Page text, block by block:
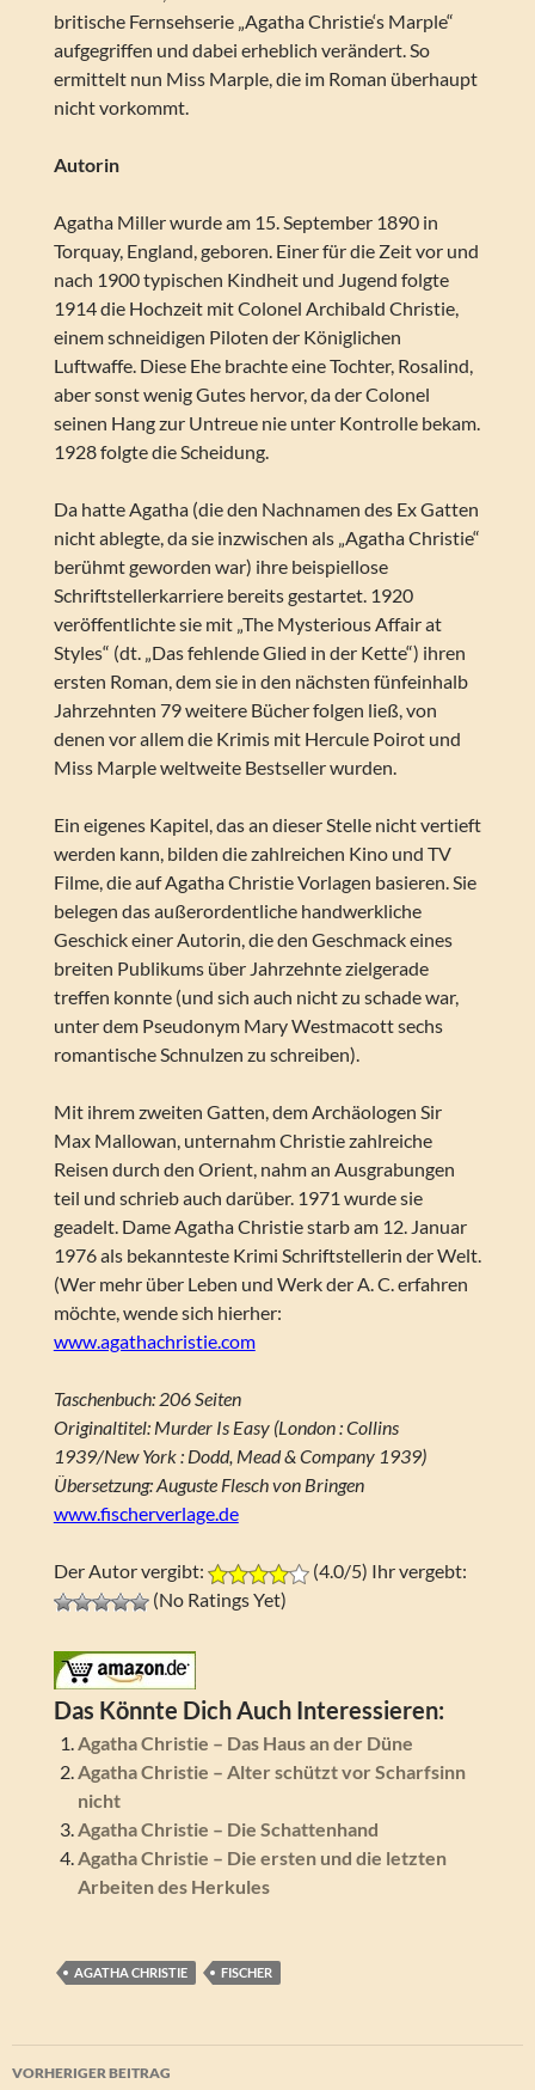
britische Fernsehserie „Agatha Christie‘s Marple“
aufgegriffen und dabei erheblich verändert. So
ermittelt nun Miss Marple, die im Roman überhaupt
nicht vorkommt.
Autorin
Agatha Miller wurde am 15. September 1890 in
Torquay, England, geboren. Einer für die Zeit vor und
nach 1900 typischen Kindheit und Jugend folgte
1914 die Hochzeit mit Colonel Archibald Christie,
einem schneidigen Piloten der Königlichen
Luftwaffe. Diese Ehe brachte eine Tochter, Rosalind,
aber sonst wenig Gutes hervor, da der Colonel
seinen Hang zur Untreue nie unter Kontrolle bekam.
1928 folgte die Scheidung.
Da hatte Agatha (die den Nachnamen des Ex Gatten
nicht ablegte, da sie inzwischen als „Agatha Christie“
berühmt geworden war) ihre beispiellose
Schriftstellerkarriere bereits gestartet. 1920
veröffentlichte sie mit „The Mysterious Affair at
Styles“ (dt. „Das fehlende Glied in der Kette“) ihren
ersten Roman, dem sie in den nächsten fünfeinhalb
Jahrzehnten 79 weitere Bücher folgen ließ, von
denen vor allem die Krimis mit Hercule Poirot und
Miss Marple weltweite Bestseller wurden.
Ein eigenes Kapitel, das an dieser Stelle nicht vertieft
werden kann, bilden die zahlreichen Kino und TV
Filme, die auf Agatha Christie Vorlagen basieren. Sie
belegen das außerordentliche handwerkliche
Geschick einer Autorin, die den Geschmack eines
breiten Publikums über Jahrzehnte zielgerade
treffen konnte (und sich auch nicht zu schade war,
unter dem Pseudonym Mary Westmacott sechs
romantische Schnulzen zu schreiben).
Mit ihrem zweiten Gatten, dem Archäologen Sir
Max Mallowan, unternahm Christie zahlreiche
Reisen durch den Orient, nahm an Ausgrabungen
teil und schrieb auch darüber. 1971 wurde sie
geadelt. Dame Agatha Christie starb am 12. Januar
1976 als bekannteste Krimi Schriftstellerin der Welt.
(Wer mehr über Leben und Werk der A. C. erfahren
möchte, wende sich hierher:
www.agathachristie.com
Taschenbuch: 206 Seiten
Originaltitel: Murder Is Easy (London : Collins
1939/New York : Dodd, Mead & Company 1939)
Übersetzung: Auguste Flesch von Bringen
www.fischerverlage.de
Der Autor vergibt:
(4.0/5) Ihr vergebt:
(No Ratings Yet)
Das Könnte Dich Auch Interessieren:
Agatha Christie – Das Haus an der Düne
Agatha Christie – Alter schützt vor Scharfsinn
nicht
Agatha Christie – Die Schattenhand
Agatha Christie – Die ersten und die letzten
Arbeiten des Herkules
AGATHA CHRISTIE FISCHER
Beitragsnavigation
VORHERIGER BEITRAG